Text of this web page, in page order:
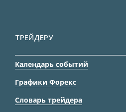
ТРЕЙДЕРУ
Календарь событий
Графики Форекс
Словарь трейдера